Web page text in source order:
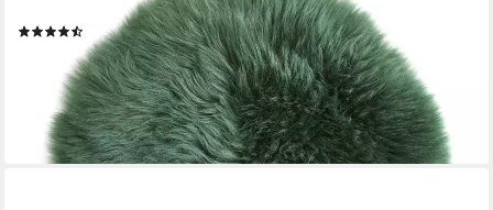
echtes Lammfell, auch als 4er Set
(296)
ab 21,99 € UVP44,99 €
lieferbar - in 2-3 Werktagen bei dir
+5